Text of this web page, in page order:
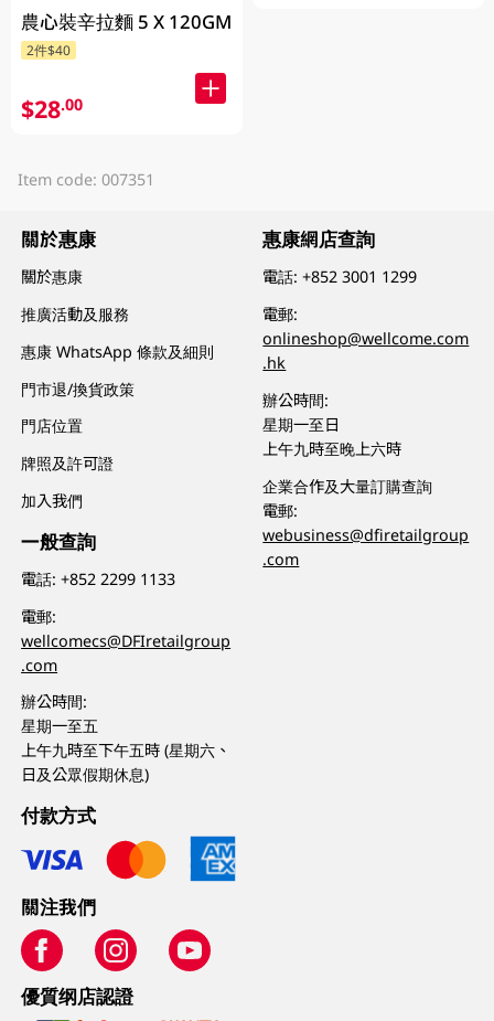
農心裝辛拉麵 5 X 120GM
2件$40
$28.00
Item code: 007351
關於惠康
關於惠康
推廣活動及服務
惠康 WhatsApp 條款及細則
門市退/換貨政策
門店位置
牌照及許可證
加入我們
一般查詢
電話:+852 2299 1133
電郵:
wellcomecs@DFIretailgroup
.com
辦公時間:
星期一至五
上午九時至下午五時 (星期六、
日及公眾假期休息)
惠康網店查詢
電話:+852 3001 1299
電郵:
onlineshop@wellcome.com
.hk
辦公時間:
星期一至日
上午九時至晚上六時
企業合作及大量訂購查詢
電郵:
webusiness@dfiretailgroup
.com
付款方式
關注我們
優質纲店認證